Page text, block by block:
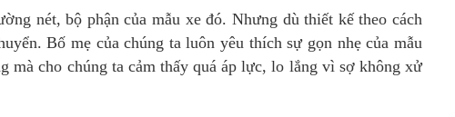
nét, bộ phận của mẫu xe đó. Nhưng dù thiết kế theo cách
Bố mẹ của chúng ta luôn yêu thích sự gọn nhẹ của mẫu
mà cho chúng ta cảm thấy quá áp lực, lo lắng vì sợ không xử